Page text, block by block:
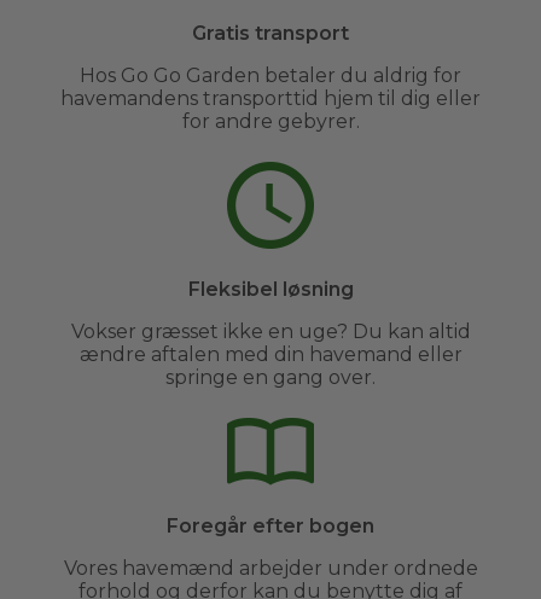
Gratis transport
Hos Go Go Garden betaler du aldrig for
havemandens transporttid hjem til dig eller
for andre gebyrer.
Fleksibel løsning
Vokser græsset ikke en uge? Du kan altid
ændre aftalen med din havemand eller
springe en gang over.
Foregår efter bogen
Vores havemænd arbejder under ordnede
forhold og derfor kan du benytte dig af